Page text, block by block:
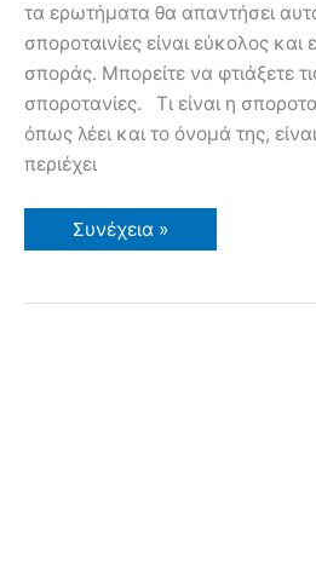
τα ερωτήματα θα απαντήσει
σποροταινίες είναι εύκολος
σποράς. Μπορείτε να φτιάξετε
σποροτανίες. Τι είναι η
όπως λέει και το όνομά της,
περιέχει
Σποροταινίες!
Τι
τις
Συνέχεια »